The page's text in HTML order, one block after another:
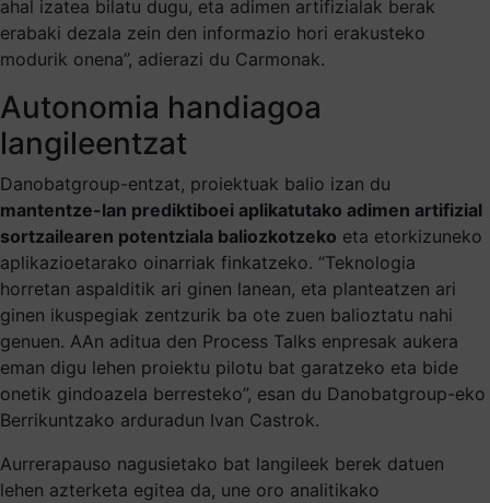
ahal izatea bilatu dugu, eta adimen artifizialak berak
erabaki dezala zein den informazio hori erakusteko
modurik onena”, adierazi du Carmonak.
Autonomia handiagoa
langileentzat
Danobatgroup-entzat, proiektuak balio izan du
mantentze-lan prediktiboei aplikatutako adimen artifizial
sortzailearen potentziala baliozkotzeko eta etorkizuneko
aplikazioetarako oinarriak finkatzeko. “Teknologia
horretan aspalditik ari ginen lanean, eta planteatzen ari
ginen ikuspegiak zentzurik ba ote zuen balioztatu nahi
genuen. AAn aditua den Process Talks enpresak aukera
eman digu lehen proiektu pilotu bat garatzeko eta bide
onetik gindoazela berresteko”, esan du Danobatgroup-eko
Berrikuntzako arduradun Ivan Castrok.
Aurrerapauso nagusietako bat langileek berek datuen
lehen azterketa egitea da, une oro analitikako